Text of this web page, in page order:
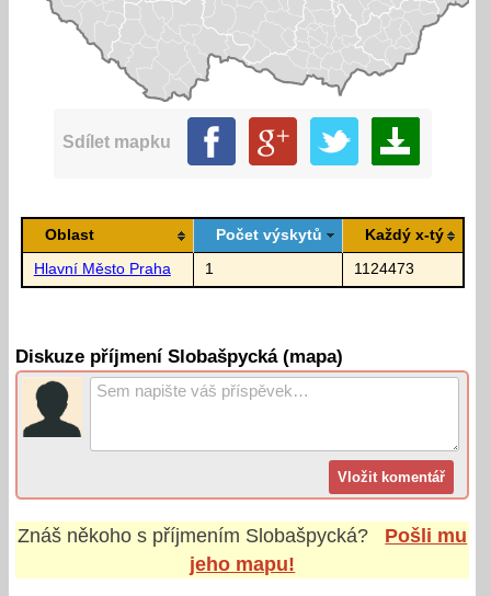
Sdílet mapku
Oblast Počet výskytů Každý x-tý
Hlavní Město Praha 1 1124473
Diskuze příjmení Slobašpycká (mapa)
Znáš někoho s příjmením Slobašpycká?
Pošli mu
jeho mapu!